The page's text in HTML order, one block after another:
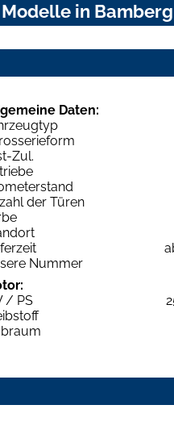
in
Daten:
Zul.
der Türen
Nummer
/ PS